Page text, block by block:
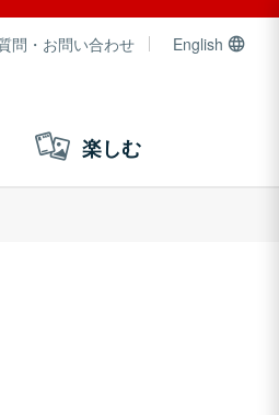
問・お問い合わせ English
楽しむ